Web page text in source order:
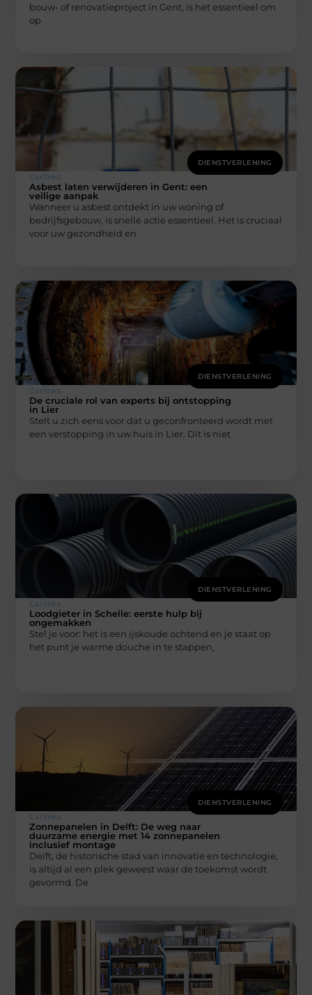
bouw- of renovatieproject in Gent, is het essentieel om
op
DIENSTVERLENING
Carlinks
Asbest laten verwijderen in Gent: een
veilige aanpak
Wanneer u asbest ontdekt in uw woning of
bedrijfsgebouw, is snelle actie essentieel. Het is cruciaal
voor uw gezondheid en
DIENSTVERLENING
Carlinks
De cruciale rol van experts bij ontstopping
in Lier
Stelt u zich eens voor dat u geconfronteerd wordt met
een verstopping in uw huis in Lier. Dit is niet
DIENSTVERLENING
Carlinks
Loodgieter in Schelle: eerste hulp bij
ongemakken
Stel je voor: het is een ijskoude ochtend en je staat op
het punt je warme douche in te stappen,
DIENSTVERLENING
Carlinks
Zonnepanelen in Delft: De weg naar
duurzame energie met 14 zonnepanelen
inclusief montage
Delft, de historische stad van innovatie en technologie,
is altijd al een plek geweest waar de toekomst wordt
gevormd. De